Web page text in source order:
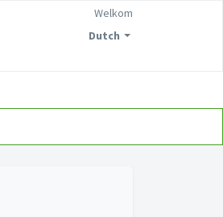
Dutch
Welkom